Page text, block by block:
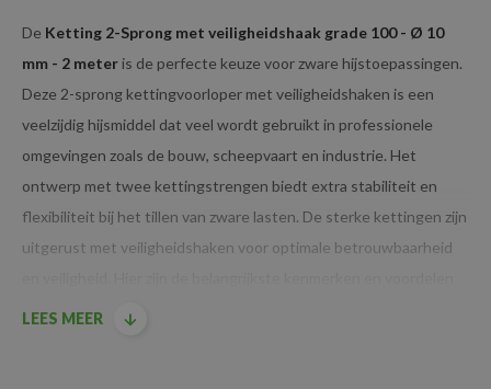
De Ketting 2-Sprong met veiligheidshaak grade 100 - Ø 10
mm - 2 meteris de perfecte keuze voor zware hijstoepassingen.
Deze 2-sprong kettingvoorloper met veiligheidshaken is een
veelzijdig hijsmiddel dat veel wordt gebruikt in professionele
omgevingen zoals de bouw, scheepvaart en industrie. Het
ontwerp met twee kettingstrengen biedt extra stabiliteit en
flexibiliteit bij het tillen van zware lasten. De sterke kettingen zijn
uitgerust met veiligheidshaken voor optimale betrouwbaarheid
van dit specifieke model:
LEES MEER